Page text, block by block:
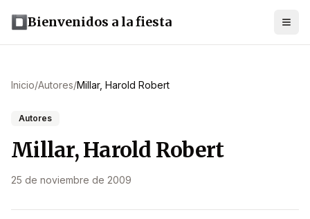
Bienvenidos a la fiesta
Inicio/Autores/Millar, Harold Robert
Autores
Millar, Harold Robert
25 de noviembre de 2009